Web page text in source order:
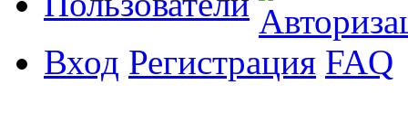
Вход Регистрация FAQ